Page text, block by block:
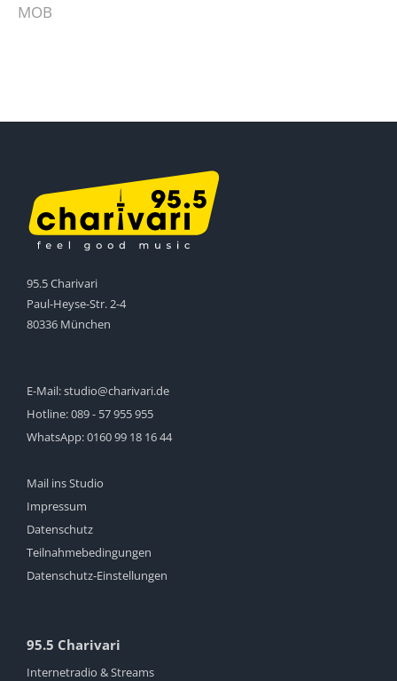
MOB
95.5 Charivari
Paul-Heyse-Str. 2-4
80336 München
E-Mail:studio@charivari.de
Hotline:089 - 57 955 955
WhatsApp:0160 99 18 16 44
Mail ins Studio
Impressum
Datenschutz
Teilnahmebedingungen
Datenschutz-Einstellungen
95.5 Charivari
Internetradio & Streams